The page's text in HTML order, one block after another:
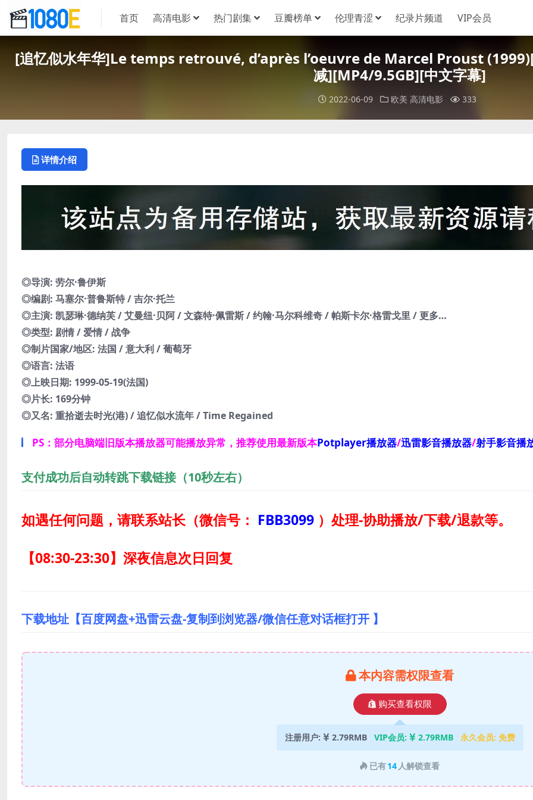
首页 高清电影 热门剧集 豆瓣榜单 伦理青涩 纪录片频道 VIP会员
[追忆似水年华]Le temps retrouvé, d’après l’oeuvre de Marcel Proust
减][MP4/9.5GB][中文字幕]
2022-06-09 欧美 高清电影 333
详情介绍
◎导演: 劳尔·鲁伊斯
◎编剧: 马塞尔·普鲁斯特 / 吉尔·托兰
◎主演: 凯瑟琳·德纳芙 / 艾曼纽·贝阿 / 文森特·佩雷斯 / 约翰·马尔科维奇 / 帕斯卡尔·格雷戈里 / 更多…
◎类型: 剧情 / 爱情 / 战争
◎制片国家/地区: 法国 / 意大利 / 葡萄牙
◎语言: 法语
◎上映日期: 1999-05-19(法国)
◎片长: 169分钟
◎又名: 重拾逝去时光(港) / 追忆似水流年 / Time Regained
PS：部分电脑端旧版本播放器可能播放异常，推荐使用最新版本Potplayer播放器/迅雷影音播放器/射手影音播
支付成功后自动转跳下载链接（10秒左右）
如遇任何问题，请联系站长（微信号： FBB3099 ） 处理-协助播放/下载/退款等。
【08:30-23:30】深夜信息次日回复
下载地址【百度网盘+迅雷云盘-复制到浏览器/微信任意对话框打开 】
本内容需权限查看
购买查看权限
注册用户: 2.79RMB VIP会员: 2.79RMB 永久会员: 免费
已有14 人解锁查看